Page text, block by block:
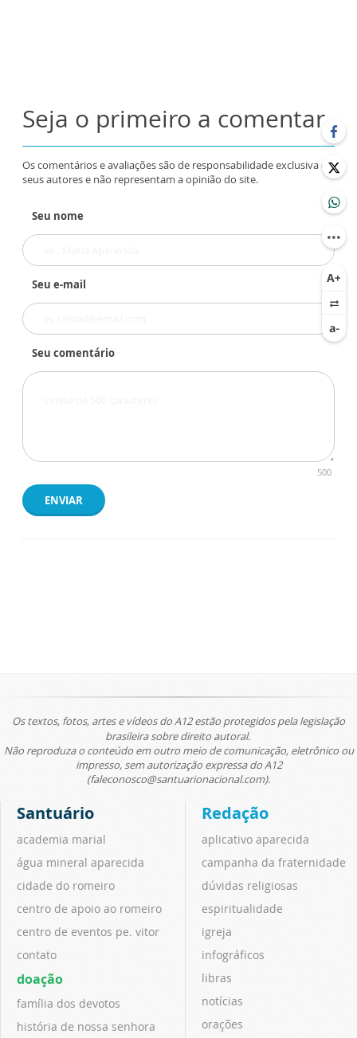
Seja o primeiro a comentar
Os comentários e avaliações são de responsabilidade exclusiva de
seus autores e não representam a opinião do site.
Seu nome
Seu e-mail
Seu comentário
500
ENVIAR
Os textos, fotos, artes e vídeos do A12 estão protegidos pela legislação
brasileira sobre direito autoral.
Não reproduza o conteúdo em outro meio de comunicação, eletrônico ou
impresso, sem autorização expressa do A12
(faleconosco@santuarionacional.com).
Santuário
academia marial
água mineral aparecida
cidade do romeiro
centro de apoio ao romeiro
centro de eventos pe. vitor
contato
doação
família dos devotos
história de nossa senhora
Redação
aplicativo aparecida
campanha da fraternidade
dúvidas religiosas
espiritualidade
igreja
infográficos
libras
notícias
orações